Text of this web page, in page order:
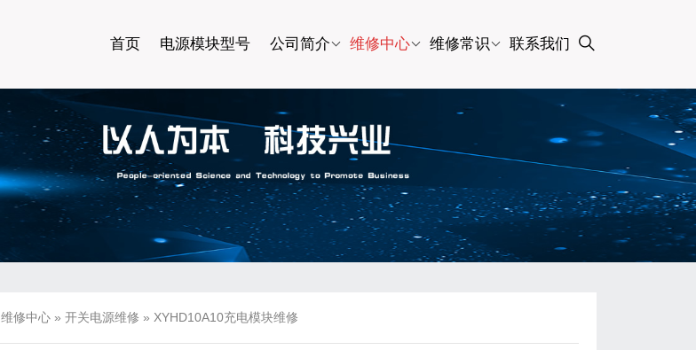
首页 电源模块型号 公司简介 维修中心 维修常识 联系我们
维修中心 » 开关电源维修 » XYHD10A10充电模块维修